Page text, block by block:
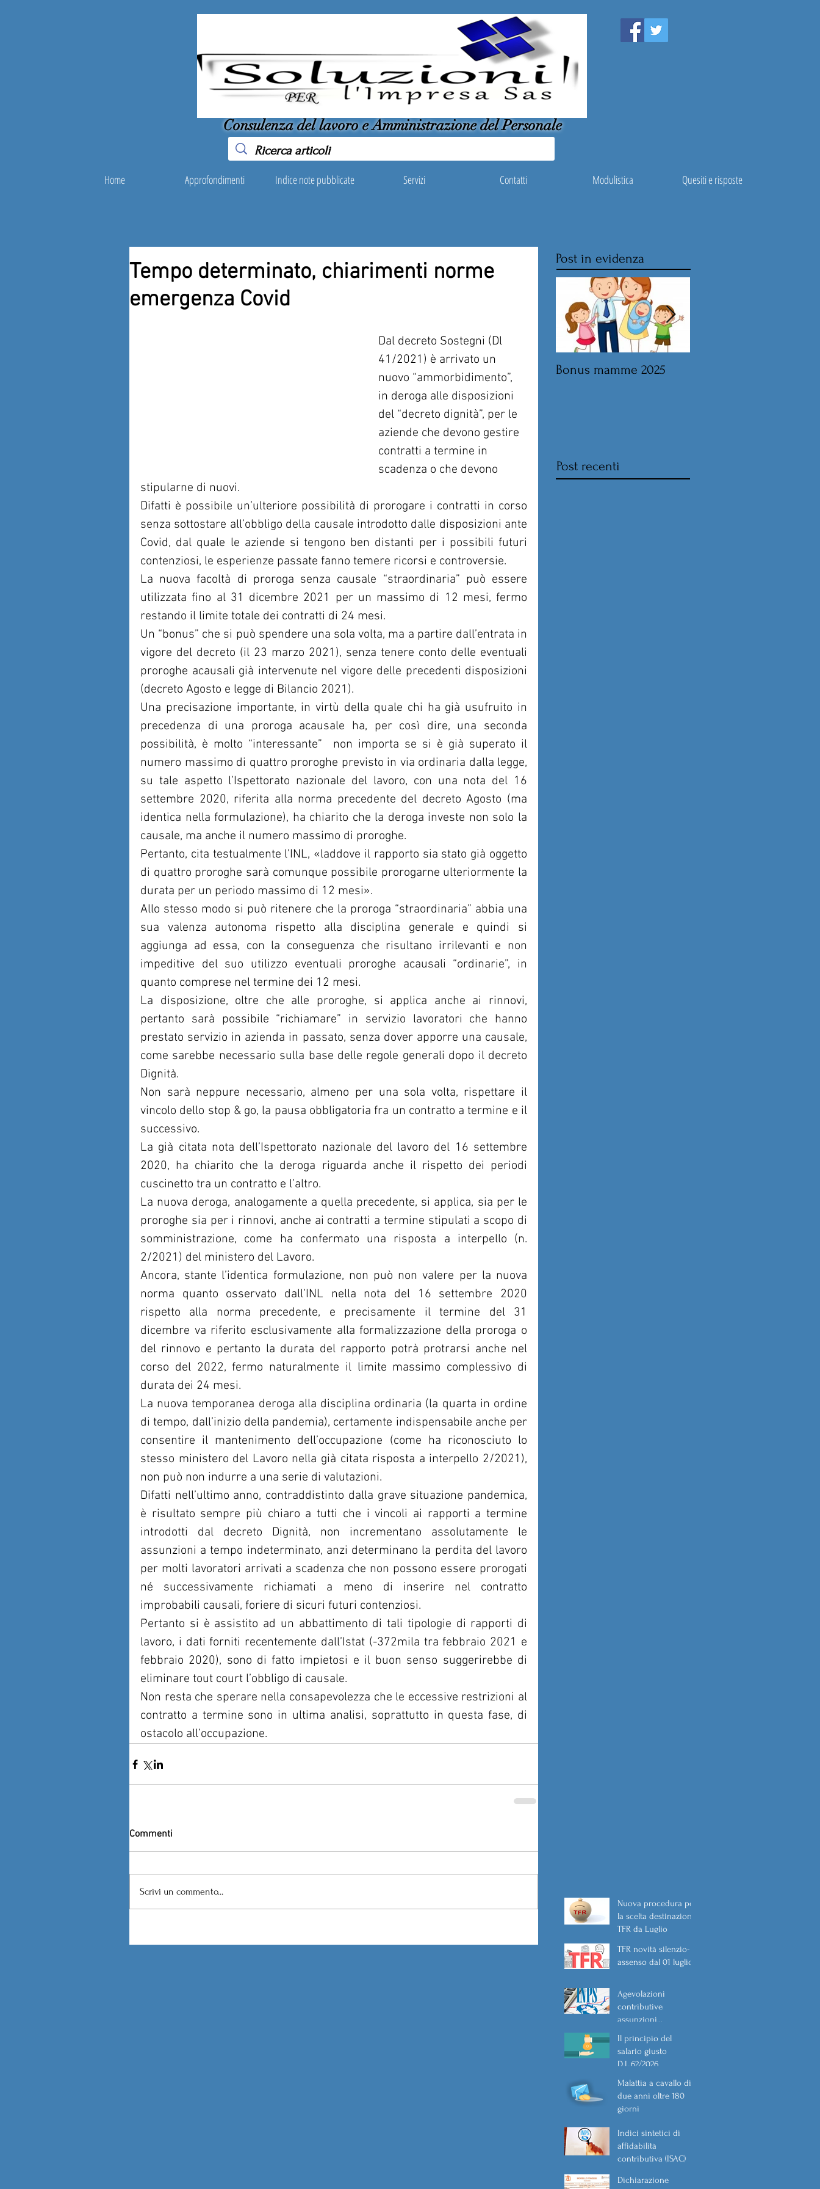
Consulenza del lavoro e Amministrazione del Personale
Home Approfondimenti Indice note pubblicate Servizi Contatti Modulistica Quesiti e risposte
Tempo determinato, chiarimenti norme
emergenza Covid
Dal decreto Sostegni (Dl
41/2021) è arrivato un
nuovo “ammorbidimento”,
in deroga alle disposizioni
del “decreto dignità”, per le
aziende che devono gestire
contratti a termine in
scadenza o che devono
stipularne di nuovi.
Difatti è possibile un’ulteriore possibilità di prorogare i contratti in corso
senza sottostare all’obbligo della causale introdotto dalle disposizioni ante
Covid, dal quale le aziende si tengono ben distanti per i possibili futuri
contenziosi, le esperienze passate fanno temere ricorsi e controversie.
La nuova facoltà di proroga senza causale “straordinaria” può essere
utilizzata fino al 31 dicembre 2021 per un massimo di 12 mesi, fermo
restando il limite totale dei contratti di 24 mesi.
Un “bonus” che si può spendere una sola volta, ma a partire dall’entrata in
vigore del decreto (il 23 marzo 2021), senza tenere conto delle eventuali
proroghe acausali già intervenute nel vigore delle precedenti disposizioni
(decreto Agosto e legge di Bilancio 2021).
Una precisazione importante, in virtù della quale chi ha già usufruito in
precedenza di una proroga acausale ha, per così dire, una seconda
possibilità, è molto “interessante”  non importa se si è già superato il
numero massimo di quattro proroghe previsto in via ordinaria dalla legge,
su tale aspetto l’Ispettorato nazionale del lavoro, con una nota del 16
settembre 2020, riferita alla norma precedente del decreto Agosto (ma
identica nella formulazione), ha chiarito che la deroga investe non solo la
causale, ma anche il numero massimo di proroghe.
Pertanto, cita testualmente l’INL, «laddove il rapporto sia stato già oggetto
di quattro proroghe sarà comunque possibile prorogarne ulteriormente la
durata per un periodo massimo di 12 mesi».
Allo stesso modo si può ritenere che la proroga “straordinaria” abbia una
sua valenza autonoma rispetto alla disciplina generale e quindi si
aggiunga ad essa, con la conseguenza che risultano irrilevanti e non
impeditive del suo utilizzo eventuali proroghe acausali “ordinarie”, in
quanto comprese nel termine dei 12 mesi.
La disposizione, oltre che alle proroghe, si applica anche ai rinnovi,
pertanto sarà possibile “richiamare” in servizio lavoratori che hanno
prestato servizio in azienda in passato, senza dover apporre una causale,
come sarebbe necessario sulla base delle regole generali dopo il decreto
Dignità.
Non sarà neppure necessario, almeno per una sola volta, rispettare il
vincolo dello stop & go, la pausa obbligatoria fra un contratto a termine e il
successivo.
La già citata nota dell’Ispettorato nazionale del lavoro del 16 settembre
2020, ha chiarito che la deroga riguarda anche il rispetto dei periodi
cuscinetto tra un contratto e l’altro.
La nuova deroga, analogamente a quella precedente, si applica, sia per le
proroghe sia per i rinnovi, anche ai contratti a termine stipulati a scopo di
somministrazione, come ha confermato una risposta a interpello (n.
2/2021) del ministero del Lavoro.
Ancora, stante l’identica formulazione, non può non valere per la nuova
norma quanto osservato dall’INL nella nota del 16 settembre 2020
rispetto alla norma precedente, e precisamente il termine del 31
dicembre va riferito esclusivamente alla formalizzazione della proroga o
del rinnovo e pertanto la durata del rapporto potrà protrarsi anche nel
corso del 2022, fermo naturalmente il limite massimo complessivo di
durata dei 24 mesi.
La nuova temporanea deroga alla disciplina ordinaria (la quarta in ordine
di tempo, dall’inizio della pandemia), certamente indispensabile anche per
consentire il mantenimento dell’occupazione (come ha riconosciuto lo
stesso ministero del Lavoro nella già citata risposta a interpello 2/2021),
non può non indurre a una serie di valutazioni.
Difatti nell’ultimo anno, contraddistinto dalla grave situazione pandemica,
è risultato sempre più chiaro a tutti che i vincoli ai rapporti a termine
introdotti dal decreto Dignità, non incrementano assolutamente le
assunzioni a tempo indeterminato, anzi determinano la perdita del lavoro
per molti lavoratori arrivati a scadenza che non possono essere prorogati
né successivamente richiamati a meno di inserire nel contratto
improbabili causali, foriere di sicuri futuri contenziosi.
Pertanto si è assistito ad un abbattimento di tali tipologie di rapporti di
lavoro, i dati forniti recentemente dall’Istat (-372mila tra febbraio 2021 e
febbraio 2020), sono di fatto impietosi e il buon senso suggerirebbe di
eliminare tout court l’obbligo di causale.
Non resta che sperare nella consapevolezza che le eccessive restrizioni al
contratto a termine sono in ultima analisi, soprattutto in questa fase, di
ostacolo all’occupazione.
Commenti
Scrivi un commento...
Post in evidenza
Bonus mamme 2025
Post recenti
Nuova procedura per
la scelta destinazione
TFR da Luglio
TFR novità silenzio-
assenso dal 01 luglio
Agevolazioni
contributive
assunzioni
Il principio del
salario giusto
D.L.62/2026
Malattia a cavallo di
due anni oltre 180
giorni
Indici sintetici di
affidabilità
contributiva (ISAC)
Dichiarazione